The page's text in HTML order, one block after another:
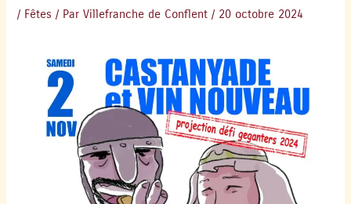
/ Fêtes / ParVillefranche de Conflent / 20 octobre 2024